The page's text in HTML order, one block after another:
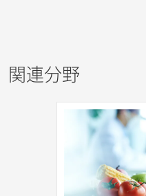
関連分野